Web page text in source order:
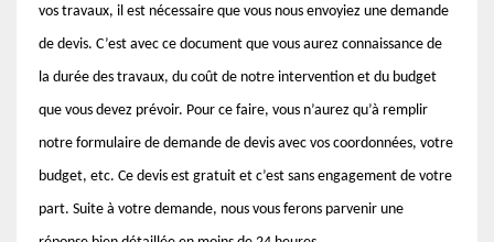
vos travaux, il est nécessaire que vous nous envoyiez une demande
de devis. C’est avec ce document que vous aurez connaissance de
la durée des travaux, du coût de notre intervention et du budget
que vous devez prévoir. Pour ce faire, vous n’aurez qu’à remplir
notre formulaire de demande de devis avec vos coordonnées, votre
budget, etc. Ce devis est gratuit et c’est sans engagement de votre
part. Suite à votre demande, nous vous ferons parvenir une